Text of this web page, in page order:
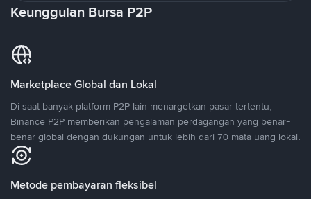
Keunggulan Bursa P2P
Marketplace Global dan Lokal
Di saat banyak platform P2P lain menargetkan pasar tertentu,
Binance P2P memberikan pengalaman perdagangan yang benar-
benar global dengan dukungan untuk lebih dari 70 mata uang lokal.
Metode pembayaran fleksibel